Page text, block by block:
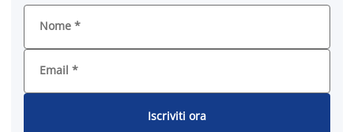
Nome *
Email *
Iscriviti ora